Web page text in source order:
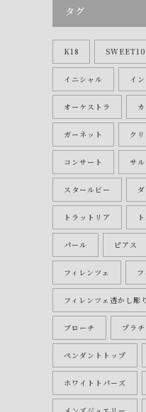
タグ
K18 SWEET10
イニシャル イ
オーケストラ
ガーネット ク
コンサート サ
スタールビー
トラットリア
パール ピアス
フィレンツェ
フィレンツェ透かし彫り
ブローチ プラ
ペンダントトップ
ホワイトトパーズ